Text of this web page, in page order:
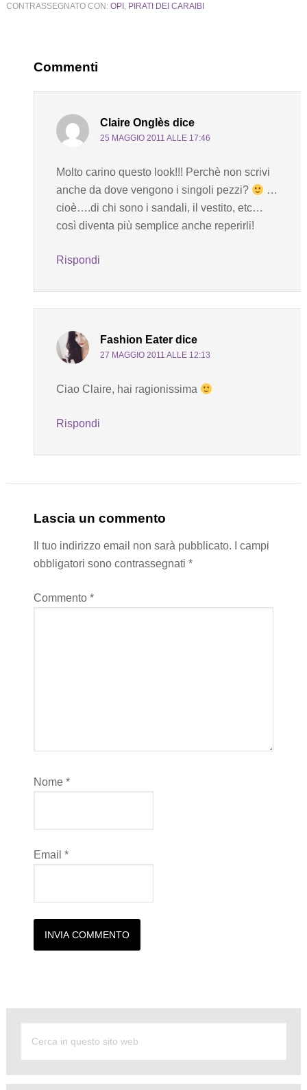
CONTRASSEGNATO CON: OPI , PIRATI DEI CARAIBI
Commenti
Claire Onglès dice
25 MAGGIO 2011 ALLE 17:46
Molto carino questo look!!! Perchè non scrivi
anche da dove vengono i singoli pezzi?
…
cioè….di chi sono i sandali, il vestito, etc…
così diventa più semplice anche reperirli!
Rispondi
Fashion Eater dice
27 MAGGIO 2011 ALLE 12:13
Ciao Claire, hai ragionissima
Rispondi
Lascia un commento
Il tuo indirizzo email non sarà pubblicato.
I campi
obbligatori sono contrassegnati *
Commento *
Nome *
Email *